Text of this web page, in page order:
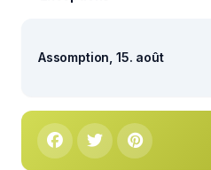
Assomption, 15. août